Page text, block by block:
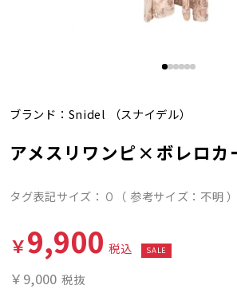
ブランド： Snidel （スナイデル）
アメスリワンピ×ボレロカ
タグ表記サイズ：０（ 参考サイズ：不明 ）
￥9,900 税込 SALE
￥9,000 税抜